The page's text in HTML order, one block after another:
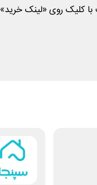
کلیک روی «لینک خرید»